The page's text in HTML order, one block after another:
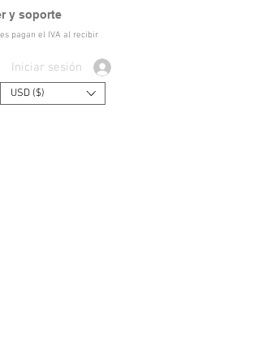
pagan el IVA al recibir
Iniciar sesión
USD ($)
y soporte